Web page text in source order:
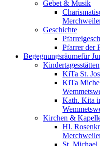
Gebet & Musik
Geschichte
Pfarrer der
Begegnungsräumefür
Kindertagesstätten
KiTa St.
KiTa
Kath. Kita
Kirchen &
Hl.
St.